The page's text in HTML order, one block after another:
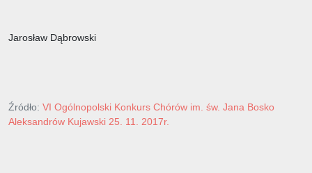
Jarosław Dąbrowski
Źródło: VI Ogólnopolski Konkurs Chórów im. św. Jana Bosko
Aleksandrów Kujawski 25. 11. 2017r.